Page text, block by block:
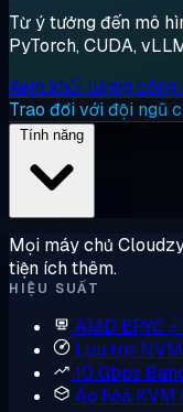
Từ ý tưởng đến mô
PyTorch, CUDA,
Xem khối lượng
Trao đổi với đội ngũ
Mọi máy chủ
tiện ích thêm.
HIỆU SUẤT
AMD EPYC
Lưu trữ
10 Gbps
Ảo hóa KVM